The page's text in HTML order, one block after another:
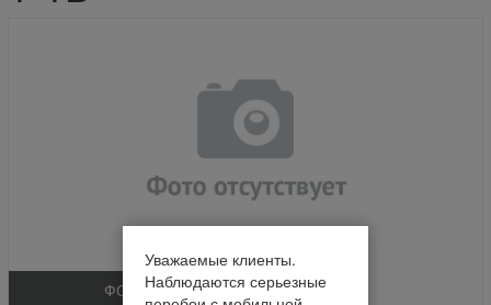
ФОТО
Уважаемые клиенты.
Наблюдаются серьезные